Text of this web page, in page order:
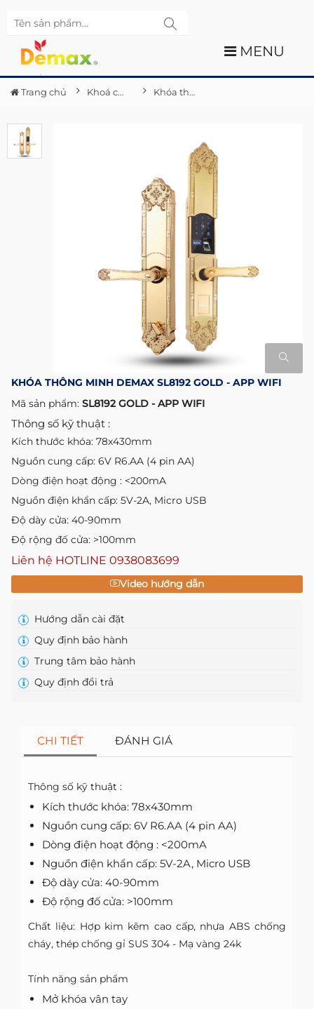
MENU
Trang chủ Khoá cửa thông minh Khóa thông minh Demax SL8192 GOLD - APP WIFI
KHÓA THÔNG MINH DEMAX SL8192 GOLD - APP WIFI
Mã sản phẩm: SL8192 GOLD - APP WIFI
Thông số kỹ thuật :
Kích thước khóa: 78x430mm
Nguồn cung cấp: 6V R6.AA (4 pin AA)
Dòng điện hoạt động : <200mA
Nguồn điện khẩn cấp: 5V-2A, Micro USB
Độ dày cửa: 40-90mm
Độ rộng đố cửa: >100mm
Liên hệ HOTLINE 0938083699
Video hướng dẫn
Hướng dẫn cài đặt
Quy định bảo hành
Trung tâm bảo hành
Quy định đổi trả
CHI TIẾT ĐÁNH GIÁ
Thông số kỹ thuật :
Kích thước khóa: 78x430mm
Nguồn cung cấp: 6V R6.AA (4 pin AA)
Dòng điện hoạt động : <200mA
Nguồn điện khẩn cấp: 5V-2A, Micro USB
Độ dày cửa: 40-90mm
Độ rộng đố cửa: >100mm
Chất liệu: Hợp kim kẽm cao cấp, nhựa ABS chống
cháy, thép chống gỉ SUS 304 - Mạ vàng 24k
Tính năng sản phẩm
Mở khóa vân tay